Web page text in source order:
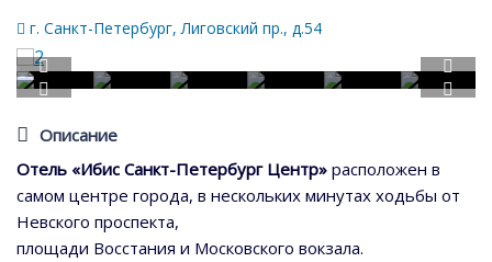
г. Санкт-Петербург, Лиговский пр., д.54
Описание
Отель «Ибис Санкт-Петербург Центр» расположен в
самом центре города, в нескольких минутах ходьбы от
Невского проспекта,
площади Восстания и Московского вокзала.